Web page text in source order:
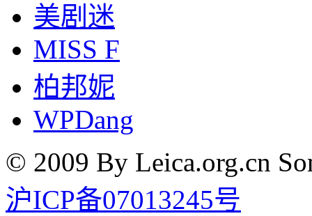
美剧迷
MISS F
柏邦妮
WPDang
© 2009 By Leica.org.cn
沪ICP备07013245号